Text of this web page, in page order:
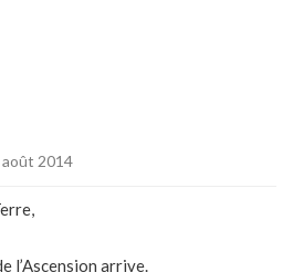
août 2014
l’Ascension arrive.